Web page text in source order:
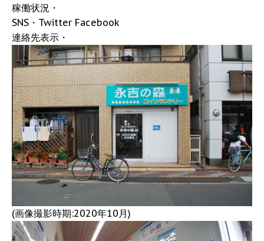
稼働状況・
SNS・Twitter Facebook
連絡先表示・
(画像撮影時期:2020年10月)